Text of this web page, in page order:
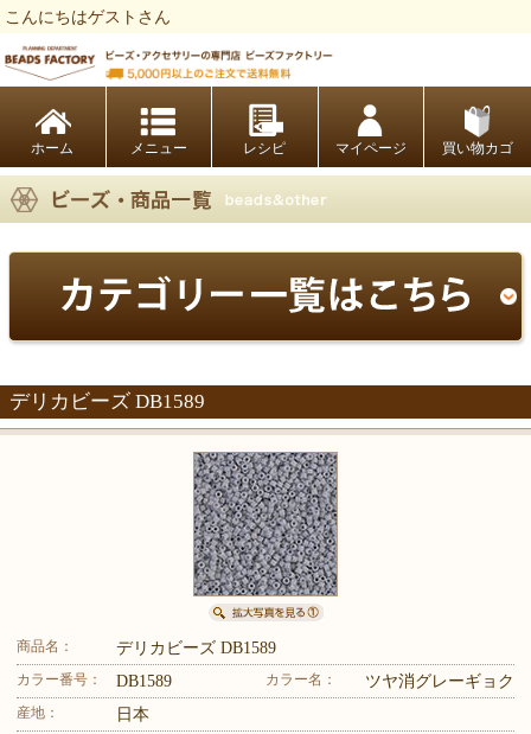
こんにちはゲストさん
ホーム レシピ マイページ 買い物カゴ
デリカビーズ DB1589
商品名： デリカビーズ DB1589
カラー番号： DB1589 カラー名： ツヤ消グレーギョク
産地： 日本